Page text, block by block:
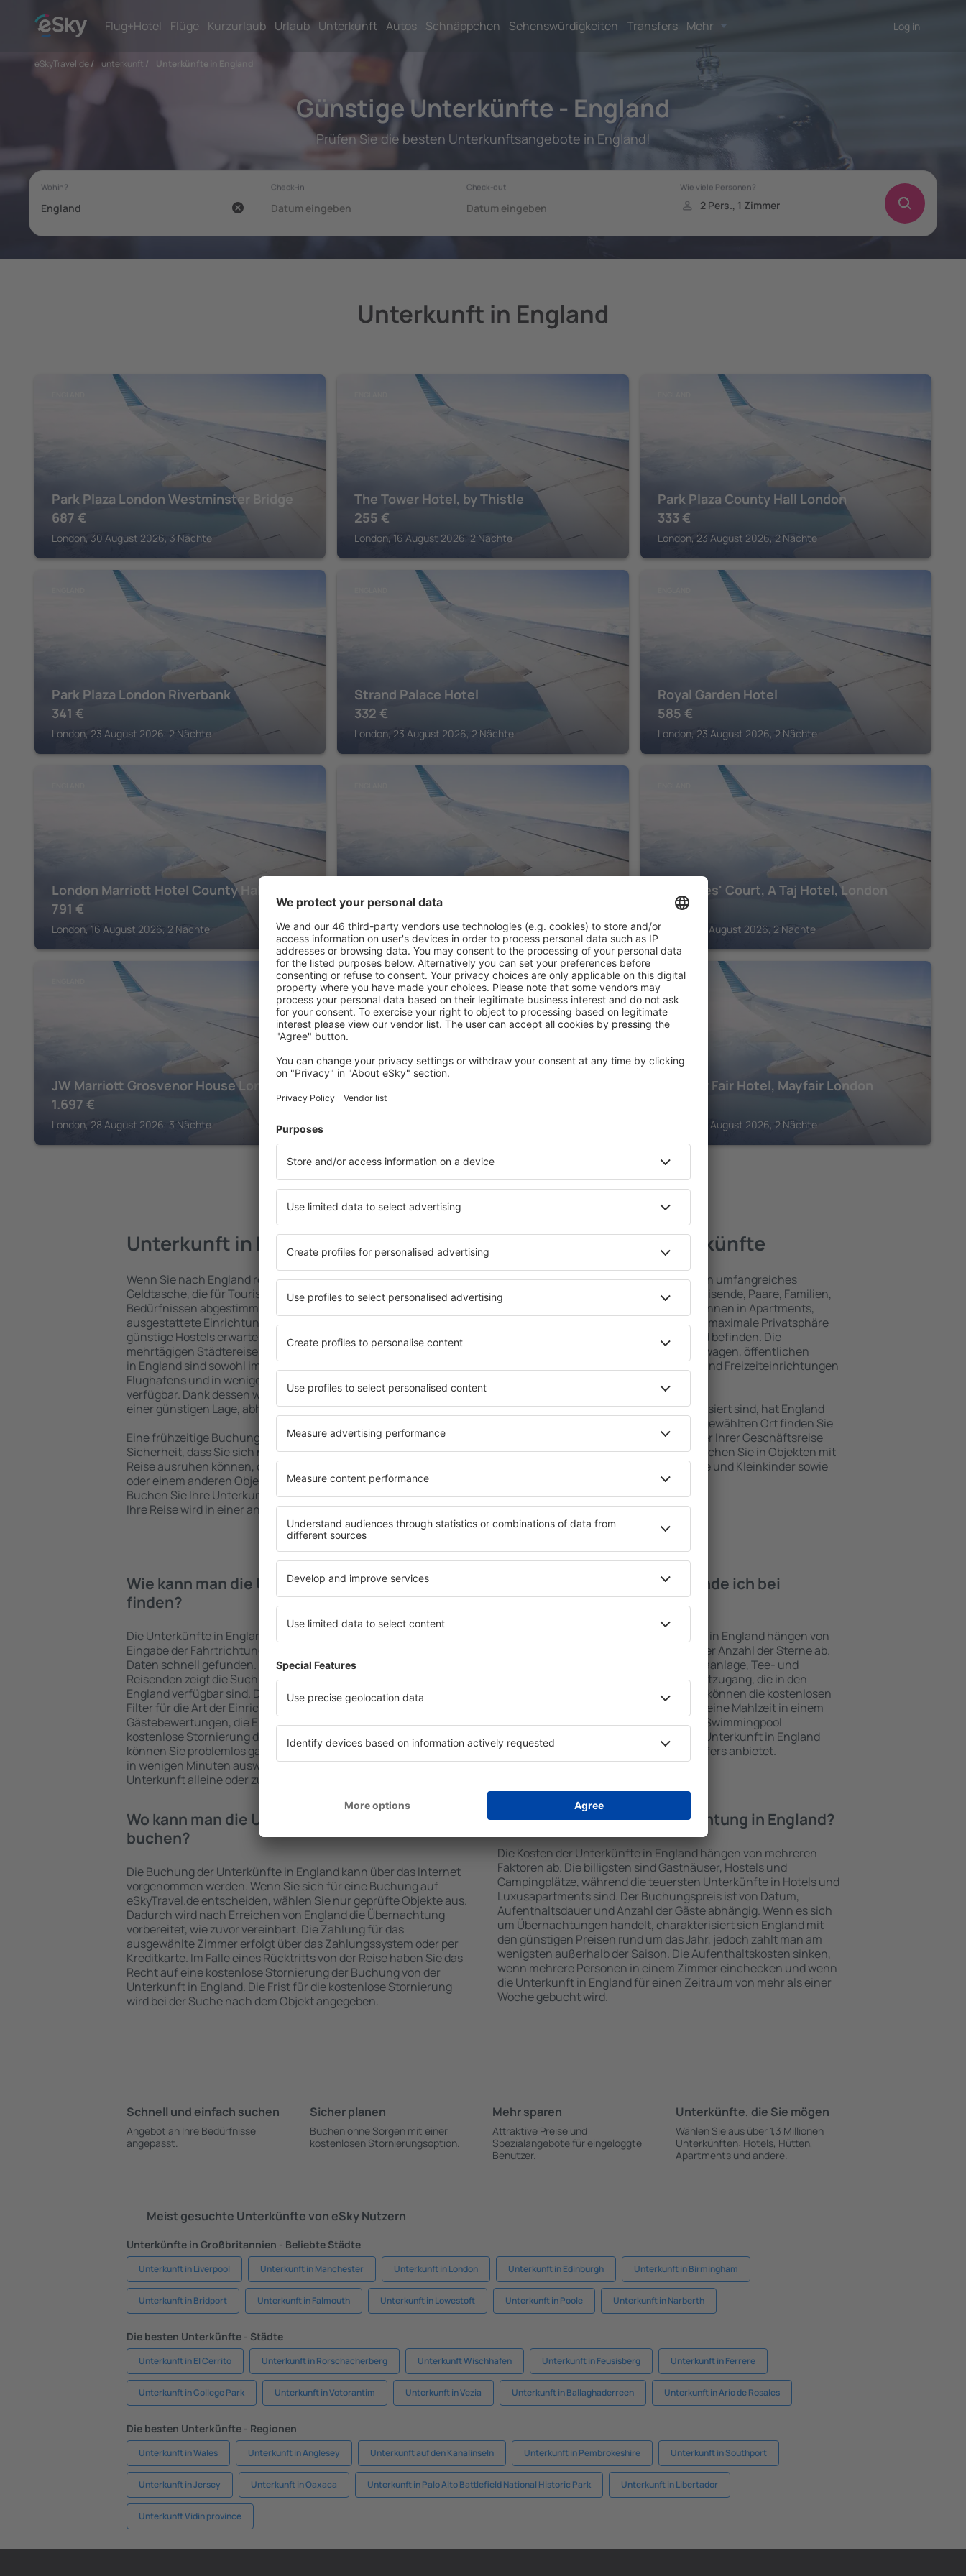
Flug+Hotel Flüge Kurzurlaub Urlaub Unterkunft Autos Schnäppchen Sehenswürdigkeiten Transfers Mehr Log in
eSkyTravel.de/ unterkunft / Unterkünfte in England
Günstige Unterkünfte - England
Prüfen Sie die besten Unterkunftsangebote in England!
Unterkunft in England
Park Plaza London Westminster Bridge
687 €
London, 30 August 2026, 3 Nächte
The Tower Hotel, by Thistle
255 €
London, 16 August 2026, 2 Nächte
Park Plaza County Hall London
333 €
London, 23 August 2026, 2 Nächte
Park Plaza London Riverbank
341 €
London, 23 August 2026, 2 Nächte
Strand Palace Hotel
332 €
London, 23 August 2026, 2 Nächte
Royal Garden Hotel
585 €
London, 23 August 2026, 2 Nächte
London Marriott Hotel County Hall
791 €
London, 16 August 2026, 2 Nächte
318€
London, 23 August 2026, 2 Nächte
St. James' Court, A Taj Hotel, London
535€
London, 16 August 2026, 2 Nächte
JW Marriott Grosvenor House London
1.697 €
London, 28 August 2026, 3 Nächte
ENGLAND
InterContinental London Park Lane by
824€
ENGLAND
The May Fair Hotel, Mayfair London
London, 23 August 2026, 2 Nächte
Mehr Angebote prüfen in England
Unterkunft in England
Wenn Sie nach England reisen, finden Sie Unterkünfte für jede
Geldtasche, die für Touristen mit unterschiedlichen
Bedürfnissen abgestimmt sind. Geräumige und komfortabel
ausgestattete Einrichtungen mit vielen Annehmlichkeiten und
günstige Hostels erwarten die Besucher, wo sie während einer
mehrtägigen Städtereise übernachten können. Die Unterkünfte
in England sind sowohl im Zentrum als auch in der Nähe des
Flughafens und in weniger beliebten Stadtteilen oder Regionen
verfügbar. Dank dessen wählen Sie eine Unterkunft in England in
einer günstigen Lage, abhängig von Ihren weiteren Vorhaben.
Eine frühzeitige Buchung der Unterkunft in England gibt die
Sicherheit, dass Sie sich nach dem Erreichen des Ziels nach der
Reise ausruhen können, ohne nach einem Hotel, einer Wohnung
oder einem anderen Objekt für Reisende suchen zu müssen.
Buchen Sie Ihre Unterkunft vor dem Besuch von England und
Ihre Reise wird in einer angenehmeren Atmosphäre verlaufen.
England – beste Unterkünfte
Die Unterkünfte in England umfassen ein umfangreiches
Angebot von vielen Objekten für Alleinreisende, Paare, Familien,
Senioren und Gruppen. Die Besucher können in Apartments,
Hotels und Pensionen übernachten, die maximale Privatsphäre
bieten und sich im Zentrum von England befinden. Die
Annehmlichkeiten wie die Nähe zu Mietwagen, öffentlichen
Verkehrsmitteln, Geschäften, Service- und Freizeiteinrichtungen
Wenn Sie an Luxusunterkünften interessiert sind, hat England
ein breites Angebot für Sie. An dem ausgewählten Ort finden Sie
alles, was Sie während Ihres Urlaubs oder Ihrer Geschäftsreise
benötigen. Die Unterkunft in England buchen Sie in Objekten mit
Einrichtungen für Behinderte, Säuglinge und Kleinkinder sowie
für Reisende zusammen mit Haustieren.
Wie kann man die Unterkünfte in England
finden?
Die Unterkünfte in England werden von der Suchmaschine nach
Eingabe der Fahrtrichtung und der Check-In- und Check-Out-
Daten schnell gefunden. Nach Auswahl der Anzahl der
Reisenden zeigt die Suchmaschine an, welche Unterkünfte in
England verfügbar sind. Die Auswahl der Unterkunft wird durch
Filter für die Art der Einrichtung und die Anzahl der Sterne, die
Gästebewertungen, die Entfernung zum Zentrum und die
kostenlose Stornierung der Buchung erleichtert. Dadurch
können Sie problemlos ganz einfach eine Unterkunft in England
in wenigen Minuten auswählen. Sie können je nach Bedarf eine
Unterkunft alleine oder zusammen mit dem Flug buchen.
Welche Annehmlichkeiten finde ich bei
Unterkünften in England?
Die Annehmlichkeiten bei Unterkünften in England hängen von
der Art des ausgewählten Objekts und der Anzahl der Sterne ab.
Gäste nutzen Küchenzeile, Balkon, Klimaanlage, Tee- und
Kaffeezubehör, Handtücher und Internetzugang, die in den
Unterkünften verfügbar sind. Besucher können die kostenlosen
Parkplätze an der Unterkunft benutzen, eine Mahlzeit in einem
Restaurant bestellen oder ein Hotel mit Swimmingpool
auswählen. Sie können zusätzlich eine Unterkunft in England
buchen, die den Gästen Flughafentransfers anbietet.
Wo kann man die Unterkünfte in England
buchen?
Die Buchung der Unterkünfte in England kann über das Internet
vorgenommen werden. Wenn Sie sich für eine Buchung auf
eSkyTravel.de entscheiden, wählen Sie nur geprüfte Objekte aus.
Dadurch wird nach Erreichen von England die Übernachtung
vorbereitet, wie zuvor vereinbart. Die Zahlung für das
ausgewählte Zimmer erfolgt über das Zahlungssystem oder per
Kreditkarte. Im Falle eines Rücktritts von der Reise haben Sie das
Recht auf eine kostenlose Stornierung der Buchung von der
Unterkunft in England. Die Frist für die kostenlose Stornierung
wird bei der Suche nach dem Objekt angegeben.
Wie viel kostet eine Übernachtung in England?
Die Kosten der Unterkünfte in England hängen von mehreren
Faktoren ab. Die billigsten sind Gasthäuser, Hostels und
Campingplätze, während die teuersten Unterkünfte in Hotels und
Luxusapartments sind. Der Buchungspreis ist von Datum,
Aufenthaltsdauer und Anzahl der Gäste abhängig. Wenn es sich
um Übernachtungen handelt, charakterisiert sich England mit
den günstigen Preisen rund um das Jahr, jedoch zahlt man am
wenigsten außerhalb der Saison. Die Aufenthaltskosten sinken,
wenn mehrere Personen in einem Zimmer einchecken und wenn
die Unterkunft in England für einen Zeitraum von mehr als einer
Woche gebucht wird.
Schnell und einfach suchen
Angebot an Ihre Bedürfnisse
angepasst.
Sicher planen
Buchen ohne Sorgen mit einer
kostenlosen Stornierungsoption.
Mehr sparen
Attraktive Preise und
Spezialangebote für eingeloggte
Benutzer.
Unterkünfte, die Sie mögen
Wählen Sie aus über 1,3 Millionen
Unterkünften: Hotels, Hütten,
Apartments und andere.
Meist gesuchte Unterkünfte von eSky Nutzern
Unterkünfte in Großbritannien - Beliebte Städte
Unterkunft in Liverpool Unterkunft in Manchester Unterkunft in London Unterkunft in Edinburgh Unterkunft in Birmingham
Unterkunft in Bridport Unterkunft in Falmouth Unterkunft in Lowestoft Unterkunft in Poole Unterkunft in Narberth
Die besten Unterkünfte - Städte
Unterkunft in El Cerrito Unterkunft in Rorschacherberg Unterkunft Wischhafen Unterkunft in Feusisberg Unterkunft in Ferrere
Unterkunft in College Park Unterkunft in Votorantim Unterkunft in Vezia Unterkunft in Ballaghaderreen Unterkunft in Ario de Rosales
Die besten Unterkünfte - Regionen
Unterkunft in Wales Unterkunft in Anglesey Unterkunft auf den Kanalinseln Unterkunft in Pembrokeshire Unterkunft in Southport
Unterkunft in Jersey Unterkunft in Oaxaca Unterkunft in Palo Alto Battlefield National Historic Park Unterkunft in Libertador
Unterkunft Vidin province